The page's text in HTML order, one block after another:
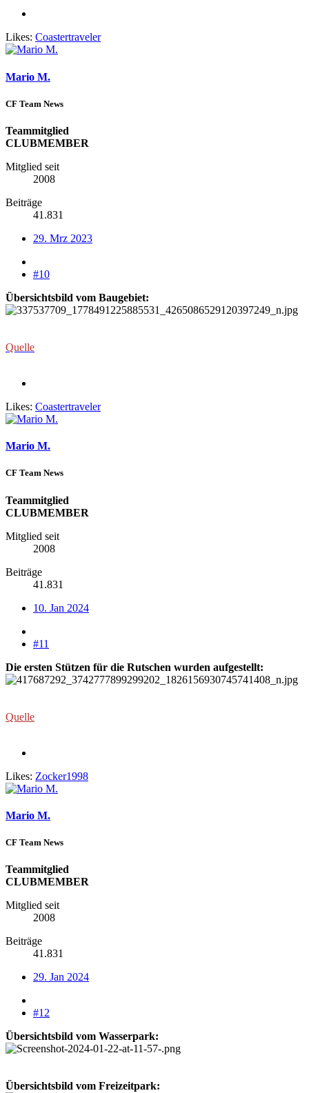
Likes: Coastertraveler
Mario M.
CF Team News
Teammitglied
CLUBMEMBER
Mitglied seit
2008
Beiträge
41.831
29. Mrz 2023
#10
Übersichtsbild vom Baugebiet:
Quelle
Likes: Coastertraveler
Mario M.
CF Team News
Teammitglied
CLUBMEMBER
Mitglied seit
2008
Beiträge
41.831
10. Jan 2024
#11
Die ersten Stützen für die Rutschen wurden aufgestellt:
Quelle
Likes: Zocker1998
Mario M.
CF Team News
Teammitglied
CLUBMEMBER
Mitglied seit
2008
Beiträge
41.831
29. Jan 2024
#12
Übersichtsbild vom Wasserpark:
Übersichtsbild vom Freizeitpark: